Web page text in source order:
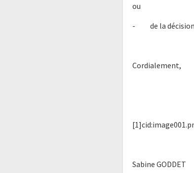
ou
- de la décision
Cordialement,
Sabine GODDET